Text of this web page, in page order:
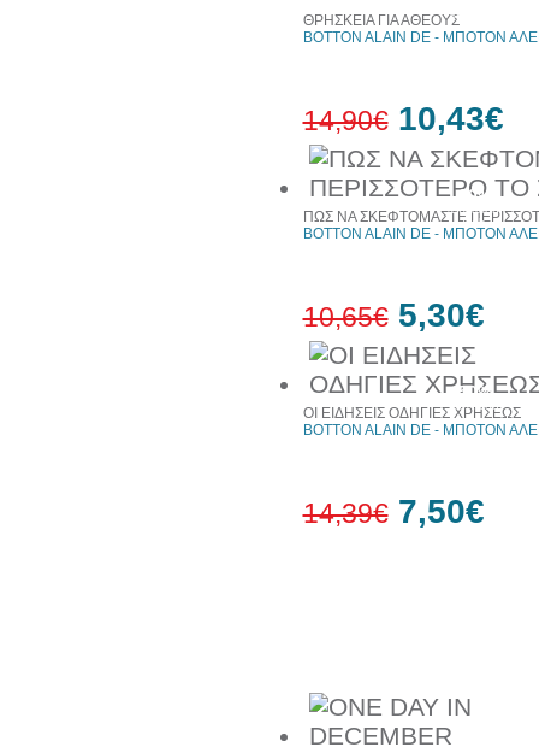
έκπτωση
30%
έκπτωση
web
ΘΡΗΣΚΕΙΑ ΓΙΑ ΑΘΕΟΥΣ
BOTTON ALAIN DE - ΜΠΟΤΟΝ
14,90€ 10,43€
50%
έκπτωση
ΠΩΣ ΝΑ ΣΚΕΦΤΟΜΑΣΤΕ
BOTTON ALAIN DE - ΜΠΟΤΟΝ
10,65€ 5,30€
ΟΙ ΕΙΔΗΣΕΙΣ ΟΔΗΓΙΕΣ ΧΡΗΣΕΩΣ
BOTTON ALAIN DE - ΜΠΟΤΟΝ
14,39€ 7,50€